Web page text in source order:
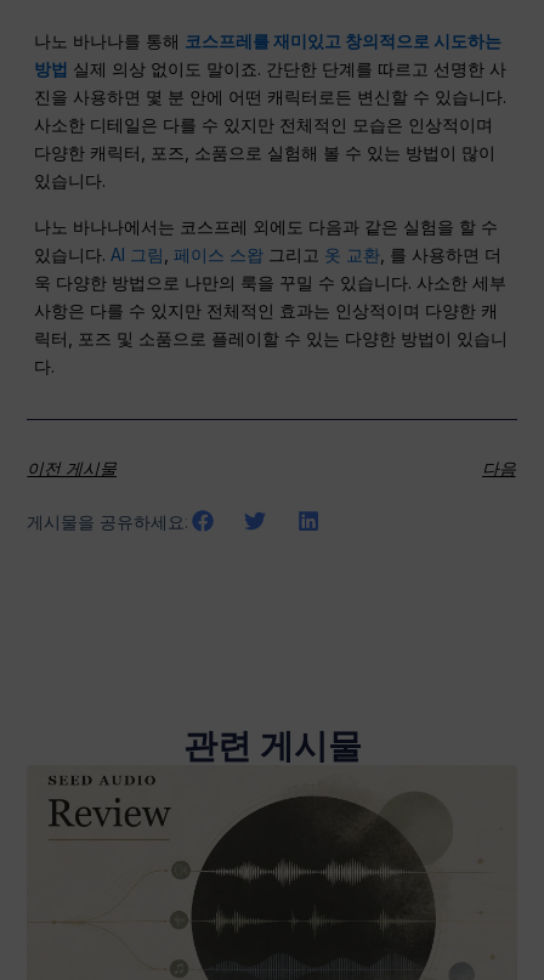
나노 바나나를 통해 코스프레를 재미있고 창의적으로 시도하는
방법 실제 의상 없이도 말이죠. 간단한 단계를 따르고 선명한 사
진을 사용하면 몇 분 안에 어떤 캐릭터로든 변신할 수 있습니다.
사소한 디테일은 다를 수 있지만 전체적인 모습은 인상적이며
다양한 캐릭터, 포즈, 소품으로 실험해 볼 수 있는 방법이 많이
있습니다.
나노 바나나에서는 코스프레 외에도 다음과 같은 실험을 할 수
있습니다.AI 그림 ,페이스 스왑 그리고 옷 교환 , 를 사용하면 더
욱 다양한 방법으로 나만의 룩을 꾸밀 수 있습니다. 사소한 세부
사항은 다를 수 있지만 전체적인 효과는 인상적이며 다양한 캐
릭터, 포즈 및 소품으로 플레이할 수 있는 다양한 방법이 있습니
다.
이전 게시물 다음
게시물을 공유하세요:
관련 게시물